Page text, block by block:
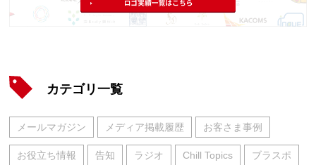
カテゴリ一覧
メールマガジン メディア掲載履歴 お客さま事例
お役立ち情報 告知 ラジオ Chill Topics ブラスポ